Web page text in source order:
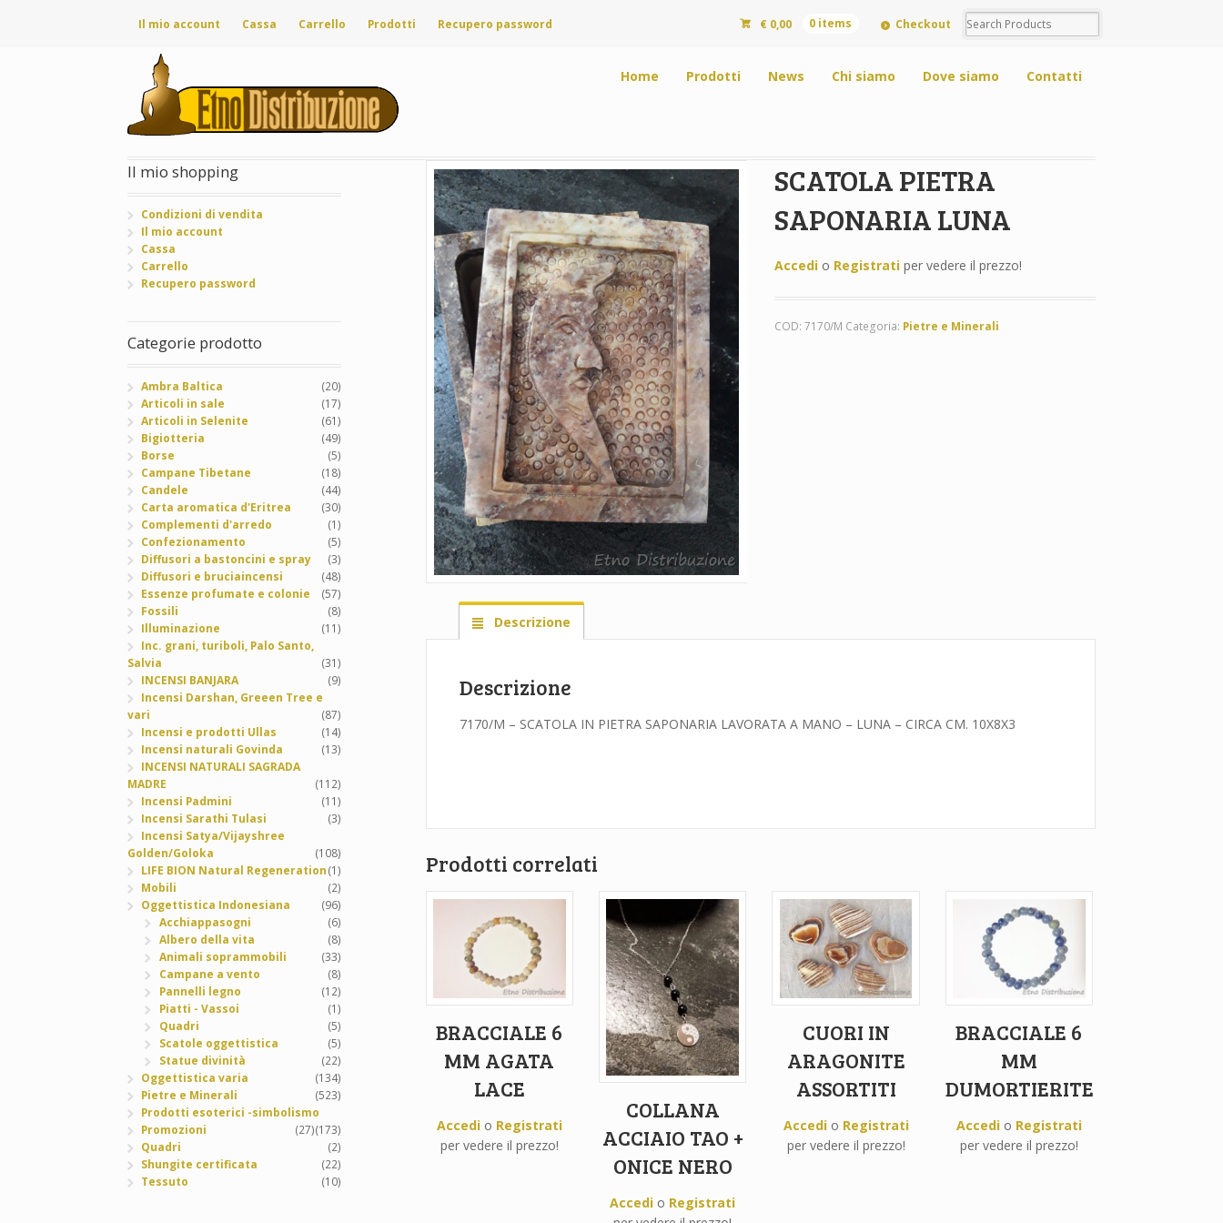
Il mio account Cassa Carrello Prodotti Recupero password € 0,00 0 items Checkout
Home Prodotti News Chi siamo Dove siamo Contatti
SCATOLA PIETRA
SAPONARIA LUNA
Accedio Registratiper vedere il prezzo!
COD: 7170/M Categoria: Pietre e Minerali
Descrizione
Descrizione
7170/M – SCATOLA IN PIETRA SAPONARIA LAVORATA A MANO – LUNA – CIRCA CM. 10X8X3
Prodotti correlati
BRACCIALE 6
MM AGATA
LACE
Accedio Registrati
per vedere il prezzo!
COLLANA
ACCIAIO TAO +
ONICE NERO
Accedi o Registrati
CUORI IN
ARAGONITE
ASSORTITI
Accedio Registrati
per vedere il prezzo!
BRACCIALE 6
MM
DUMORTIERITE
Accedio Registrati
per vedere il prezzo!
Il mio shopping
Condizioni di vendita
Il mio account
Cassa
Carrello
Recupero password
Categorie prodotto
Ambra Baltica
(20)
Articoli in sale
(17)
Articoli in Selenite
(61)
Bigiotteria
(49)
Borse
(5)
Campane Tibetane
(18)
Candele
(44)
Carta aromatica d'Eritrea
(30)
Complementi d'arredo
(1)
Confezionamento
(5)
Diffusori a bastoncini e spray
(3)
Diffusori e bruciaincensi
(48)
Essenze profumate e colonie
(57)
Fossili
(8)
Illuminazione
(11)
Inc. grani, turiboli, Palo Santo,
Salvia
(31)
INCENSI BANJARA
(9)
Incensi Darshan, Greeen Tree e
vari
(87)
Incensi e prodotti Ullas
(14)
Incensi naturali Govinda
(13)
INCENSI NATURALI SAGRADA
MADRE
(112)
Incensi Padmini
(11)
Incensi Sarathi Tulasi
(3)
Incensi Satya/Vijayshree
Golden/Goloka
(108)
LIFE BION Natural Regeneration(1)
Mobili
(2)
Oggettistica Indonesiana
(96)
Acchiappasogni
(6)
Albero della vita
(8)
Animali soprammobili
(33)
Campane a vento
(8)
Pannelli legno
(12)
Piatti - Vassoi
(1)
Quadri
(5)
Scatole oggettistica
(5)
Statue divinità
(22)
Oggettistica varia
(134)
Pietre e Minerali
(523)
Prodotti esoterici -simbolismo
(173)
Promozioni
(27)
Quadri
(2)
Shungite certificata
(22)
Tessuto
(10)